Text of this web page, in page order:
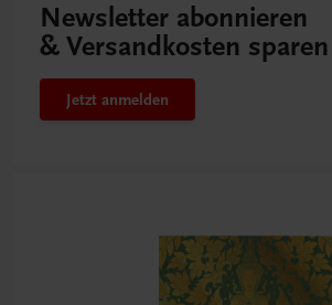
Newsletter abonnieren
& Versandkosten sparen
Jetzt anmelden